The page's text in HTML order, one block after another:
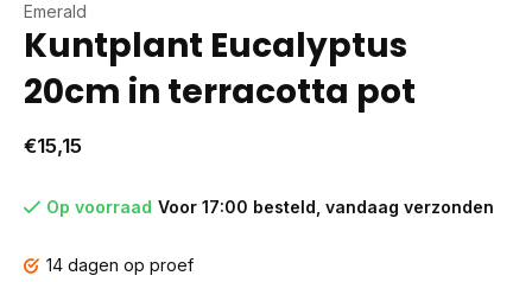
Emerald
Kuntplant Eucalyptus
20cm in terracotta pot
€15,15
Op voorraad Voor 17:00 besteld, vandaag verzonden
14 dagen op proef